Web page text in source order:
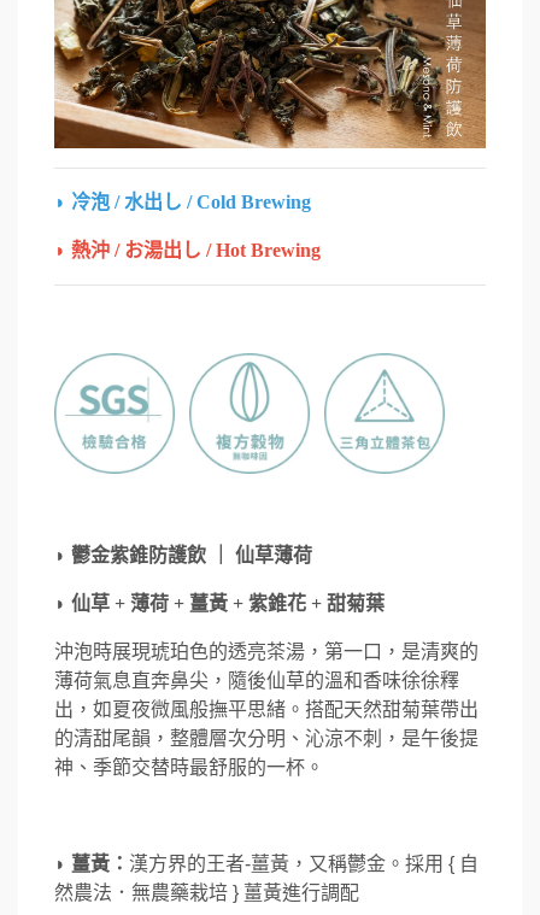
◗ 冷泡 / 水出し / Cold Brewing
◗ 熱沖 / お湯出し / Hot Brewing
◗ 鬱金紫錐防護飲 ｜ 仙草薄荷
◗ 仙草 + 薄荷 + 薑黃 + 紫錐花 + 甜菊葉
沖泡時展現琥珀色的透亮茶湯，第一口，是清爽的
薄荷氣息直奔鼻尖，隨後仙草的溫和香味徐徐釋
出，如夏夜微風般撫平思緒。搭配天然甜菊葉帶出
的清甜尾韻，整體層次分明、沁涼不刺，是午後提
神、季節交替時最舒服的一杯。
◗ 薑黃： 漢方界的王者-薑黃，又稱鬱金。採用 { 自
然農法．無農藥栽培 } 薑黃進行調配